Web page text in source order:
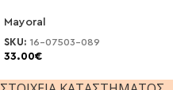
Mayoral
SKU: 16-07503-089
33.00€